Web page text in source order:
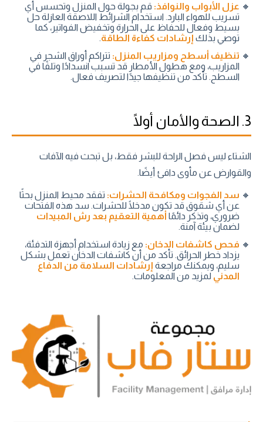
عزل الأبواب والنوافذ: قم بجولة حول المنزل وتحسس أي
تسريب للهواء البارد. استخدام الشرائط اللاصقة العازلة حل
بسيط وفعال للحفاظ على الحرارة وتخفيض الفواتير، كما
توصي بذلك إرشادات كفاءة الطاقة.
تنظيف أسطح ومزاريب المنزل: تتراكم أوراق الشجر في
المزاريب، ومع هطول الأمطار قد تسبب انسدادًا وتلفًا في
السطح. تأكد من تنظيفها جيدًا لتصريف فعال.
3. الصحة والأمان أولًا
الشتاء ليس فصل الراحة للبشر فقط، بل تبحث فيه الآفات
والقوارض عن مأوى دافئ أيضًا.
سد الفجوات ومكافحة الحشرات: تفقد محيط المنزل بحثًا
عن أي شقوق قد تكون مدخلًا للحشرات. سد هذه الفتحات
ضروري، وتذكر دائمًا أهمية التعقيم بعد رش المبيدات
لضمان بيئة آمنة.
فحص كاشفات الدخان: مع زيادة استخدام أجهزة التدفئة،
يزداد خطر الحرائق. تأكد من أن كاشفات الدخان تعمل بشكل
سليم، ويمكنك مراجعة إرشادات السلامة من الدفاع
المدني لمزيد من المعلومات.